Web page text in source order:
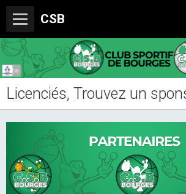
CSB
Le Club
Trophée Sorcelle Abeille Assurances
Les Partenaires
Photos
Licenciés, Trouvez un